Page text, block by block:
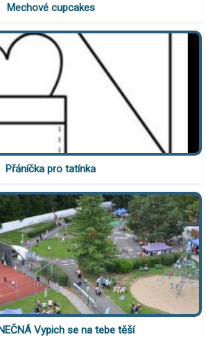
Mechové cupcakes
Přáníčka pro tatínka
Vypich se na tebe těší